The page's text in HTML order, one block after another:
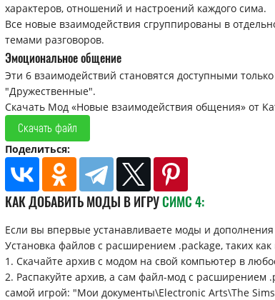
характеров, отношений и настроений каждого сима.
Все новые взаимодействия сгруппированы в
темами разговоров.
Эмоциональное общение
Эти 6 взаимодействий становятся доступными
"Дружественные".
Скачать Мод «Новые взаимодействия общения» от
Скачать файл
Поделиться:
КАК ДОБАВИТЬ МОДЫ В ИГРУСИМС 4:
Если вы впервые устанавливаете моды и
Установка файлов с расширением .package, таких
1. Скачайте архив с модом на свой компьютер в
2. Распакуйте архив, а сам файл-мод с расширением
самой игрой: "Мои документы\Electronic Arts\The